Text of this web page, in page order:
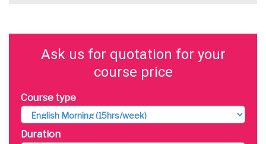
Ask us for quotation for your
course price
Course type
Duration